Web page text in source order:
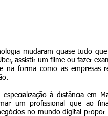
mudaram quase tudo
assistir um filme ou fazer
forma como as empresas
à distância em
um profissional que ao
no mundo digital propor